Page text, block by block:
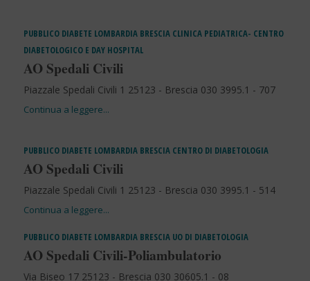
PUBBLICO DIABETE LOMBARDIA BRESCIA CLINICA PEDIATRICA- CENTRO
DIABETOLOGICO E DAY HOSPITAL
AO Spedali Civili
Piazzale Spedali Civili 1 25123 - Brescia 030 3995.1 - 707
PUBBLICO DIABETE LOMBARDIA BRESCIA CENTRO DI DIABETOLOGIA
AO Spedali Civili
Piazzale Spedali Civili 1 25123 - Brescia 030 3995.1 - 514
PUBBLICO DIABETE LOMBARDIA BRESCIA UO DI DIABETOLOGIA
AO Spedali Civili-Poliambulatorio
Via Biseo 17 25123 - Brescia 030 30605.1 - 08